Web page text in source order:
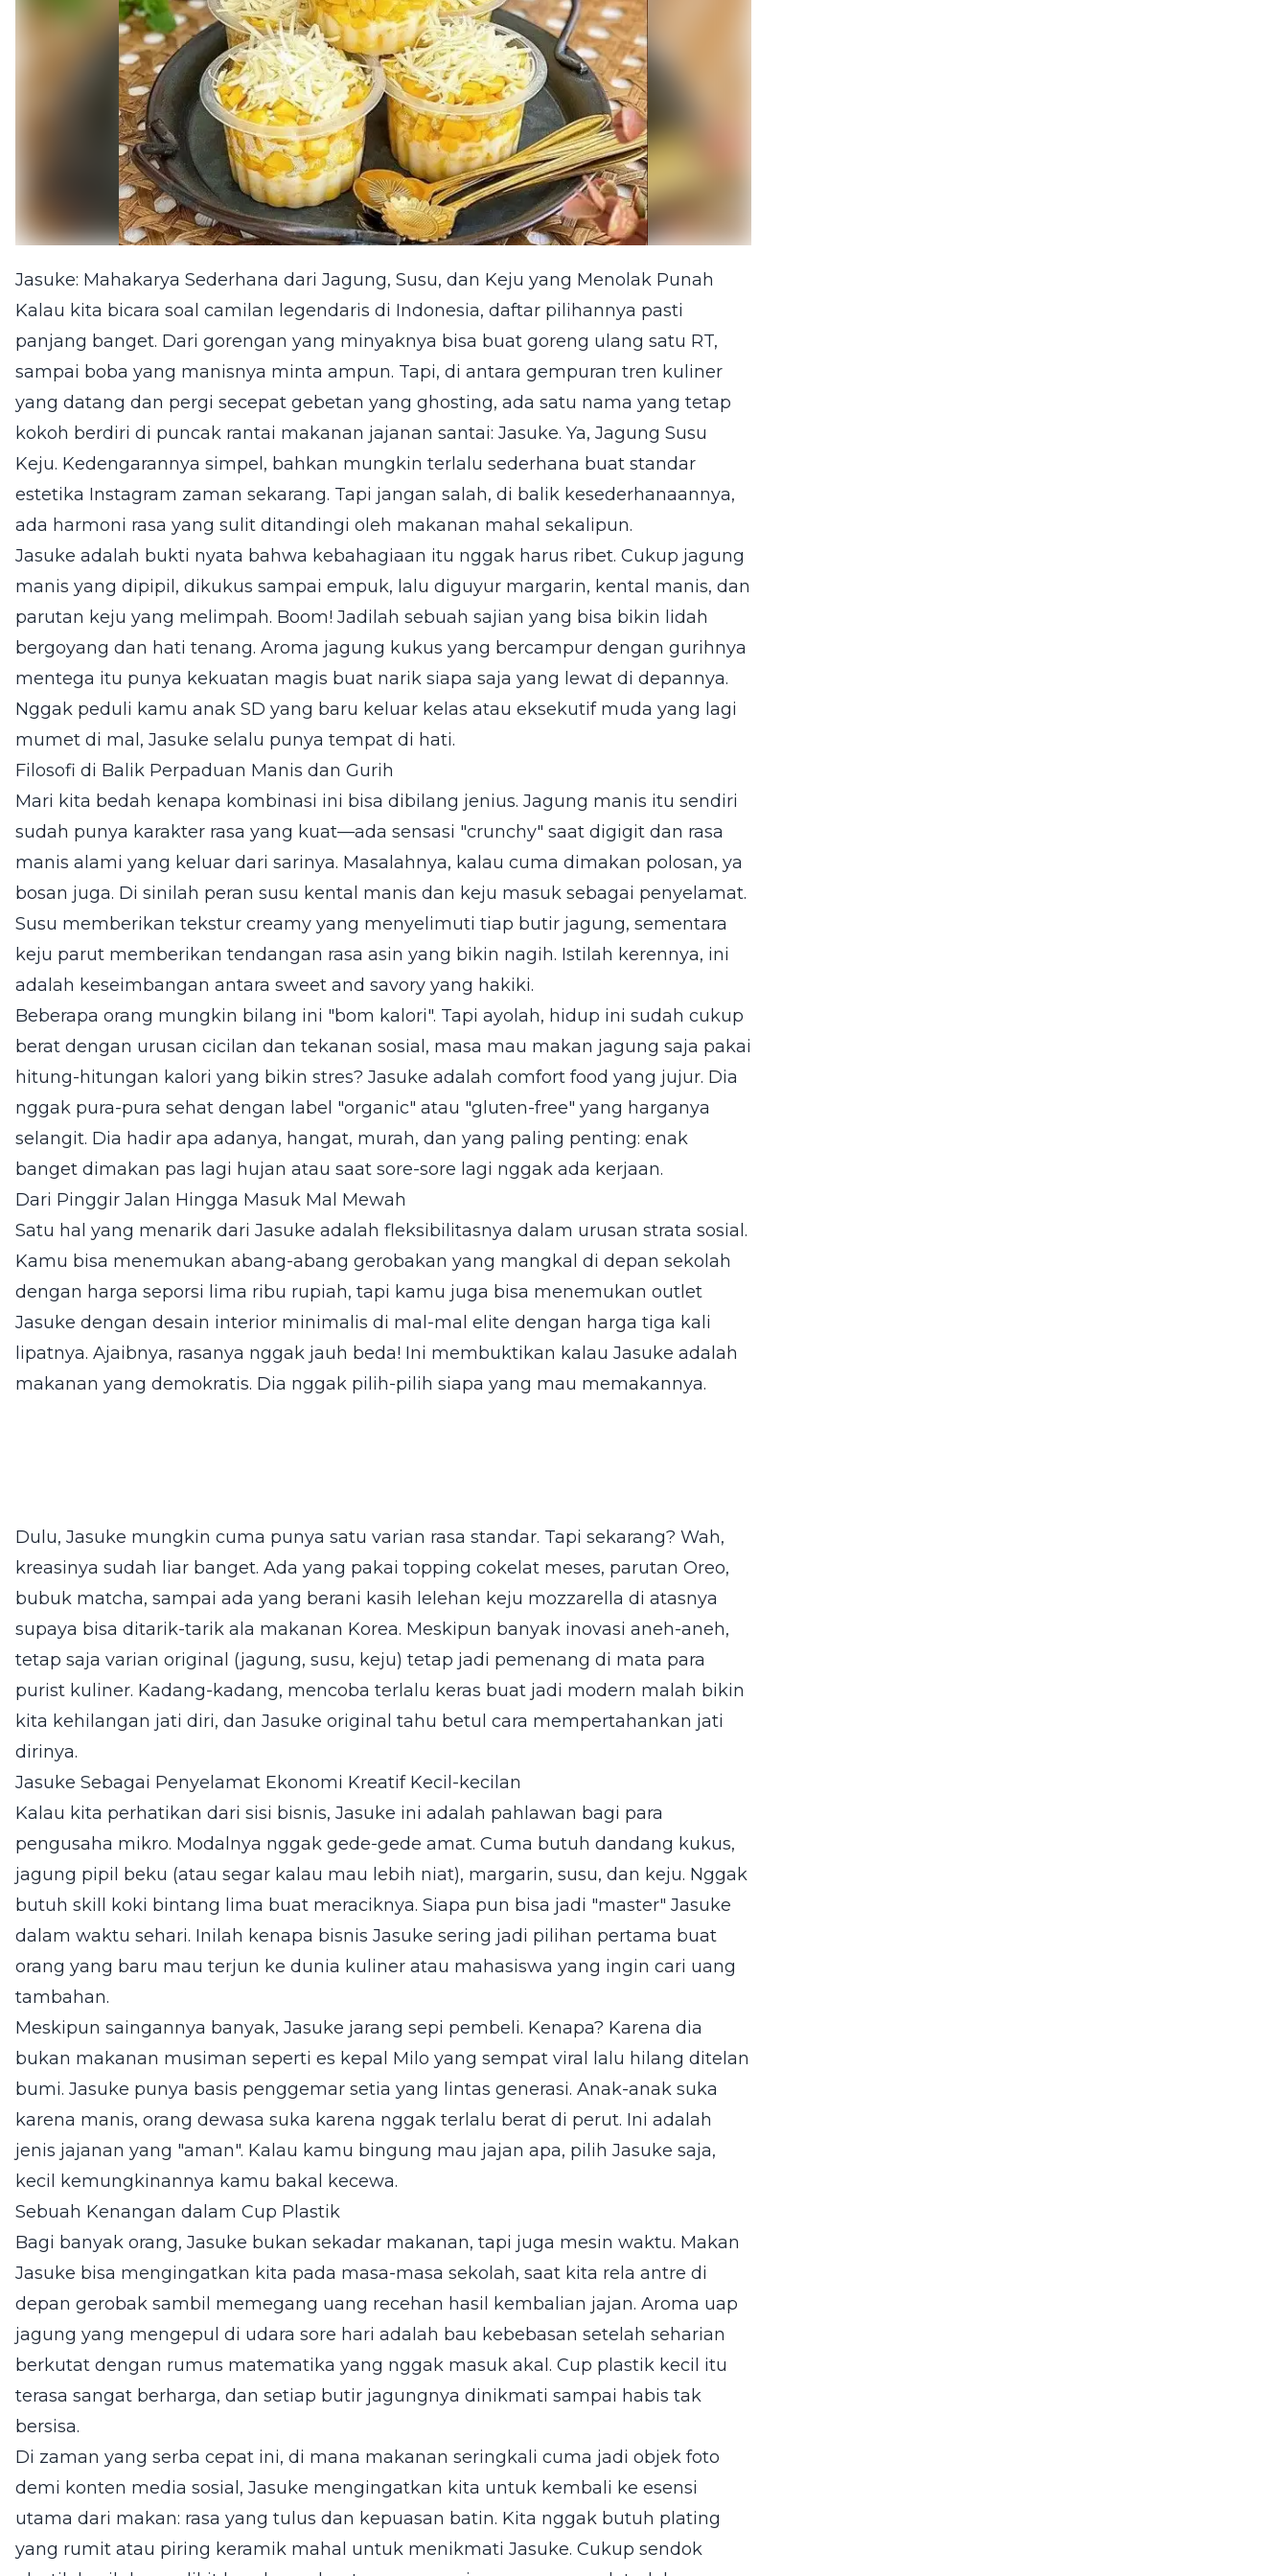
Jasuke: Mahakarya Sederhana dari Jagung, Susu, dan Keju yang Menolak Punah
Kalau kita bicara soal camilan legendaris di Indonesia, daftar pilihannya pasti
panjang banget. Dari gorengan yang minyaknya bisa buat goreng ulang satu RT,
sampai boba yang manisnya minta ampun. Tapi, di antara gempuran tren kuliner
yang datang dan pergi secepat gebetan yang ghosting, ada satu nama yang tetap
kokoh berdiri di puncak rantai makanan jajanan santai: Jasuke. Ya, Jagung Susu
Keju. Kedengarannya simpel, bahkan mungkin terlalu sederhana buat standar
estetika Instagram zaman sekarang. Tapi jangan salah, di balik kesederhanaannya,
ada harmoni rasa yang sulit ditandingi oleh makanan mahal sekalipun.
Jasuke adalah bukti nyata bahwa kebahagiaan itu nggak harus ribet. Cukup jagung
manis yang dipipil, dikukus sampai empuk, lalu diguyur margarin, kental manis, dan
parutan keju yang melimpah. Boom! Jadilah sebuah sajian yang bisa bikin lidah
bergoyang dan hati tenang. Aroma jagung kukus yang bercampur dengan gurihnya
mentega itu punya kekuatan magis buat narik siapa saja yang lewat di depannya.
Nggak peduli kamu anak SD yang baru keluar kelas atau eksekutif muda yang lagi
mumet di mal, Jasuke selalu punya tempat di hati.
Filosofi di Balik Perpaduan Manis dan Gurih
Mari kita bedah kenapa kombinasi ini bisa dibilang jenius. Jagung manis itu sendiri
sudah punya karakter rasa yang kuat—ada sensasi "crunchy" saat digigit dan rasa
manis alami yang keluar dari sarinya. Masalahnya, kalau cuma dimakan polosan, ya
bosan juga. Di sinilah peran susu kental manis dan keju masuk sebagai penyelamat.
Susu memberikan tekstur creamy yang menyelimuti tiap butir jagung, sementara
keju parut memberikan tendangan rasa asin yang bikin nagih. Istilah kerennya, ini
adalah keseimbangan antara sweet and savory yang hakiki.
Beberapa orang mungkin bilang ini "bom kalori". Tapi ayolah, hidup ini sudah cukup
berat dengan urusan cicilan dan tekanan sosial, masa mau makan jagung saja pakai
hitung-hitungan kalori yang bikin stres? Jasuke adalah comfort food yang jujur. Dia
nggak pura-pura sehat dengan label "organic" atau "gluten-free" yang harganya
selangit. Dia hadir apa adanya, hangat, murah, dan yang paling penting: enak
banget dimakan pas lagi hujan atau saat sore-sore lagi nggak ada kerjaan.
Dari Pinggir Jalan Hingga Masuk Mal Mewah
Satu hal yang menarik dari Jasuke adalah fleksibilitasnya dalam urusan strata sosial.
Kamu bisa menemukan abang-abang gerobakan yang mangkal di depan sekolah
dengan harga seporsi lima ribu rupiah, tapi kamu juga bisa menemukan outlet
Jasuke dengan desain interior minimalis di mal-mal elite dengan harga tiga kali
lipatnya. Ajaibnya, rasanya nggak jauh beda! Ini membuktikan kalau Jasuke adalah
makanan yang demokratis. Dia nggak pilih-pilih siapa yang mau memakannya.
Dulu, Jasuke mungkin cuma punya satu varian rasa standar. Tapi sekarang? Wah,
kreasinya sudah liar banget. Ada yang pakai topping cokelat meses, parutan Oreo,
bubuk matcha, sampai ada yang berani kasih lelehan keju mozzarella di atasnya
supaya bisa ditarik-tarik ala makanan Korea. Meskipun banyak inovasi aneh-aneh,
tetap saja varian original (jagung, susu, keju) tetap jadi pemenang di mata para
purist kuliner. Kadang-kadang, mencoba terlalu keras buat jadi modern malah bikin
kita kehilangan jati diri, dan Jasuke original tahu betul cara mempertahankan jati
dirinya.
Jasuke Sebagai Penyelamat Ekonomi Kreatif Kecil-kecilan
Kalau kita perhatikan dari sisi bisnis, Jasuke ini adalah pahlawan bagi para
pengusaha mikro. Modalnya nggak gede-gede amat. Cuma butuh dandang kukus,
jagung pipil beku (atau segar kalau mau lebih niat), margarin, susu, dan keju. Nggak
butuh skill koki bintang lima buat meraciknya. Siapa pun bisa jadi "master" Jasuke
dalam waktu sehari. Inilah kenapa bisnis Jasuke sering jadi pilihan pertama buat
orang yang baru mau terjun ke dunia kuliner atau mahasiswa yang ingin cari uang
tambahan.
Meskipun saingannya banyak, Jasuke jarang sepi pembeli. Kenapa? Karena dia
bukan makanan musiman seperti es kepal Milo yang sempat viral lalu hilang ditelan
bumi. Jasuke punya basis penggemar setia yang lintas generasi. Anak-anak suka
karena manis, orang dewasa suka karena nggak terlalu berat di perut. Ini adalah
jenis jajanan yang "aman". Kalau kamu bingung mau jajan apa, pilih Jasuke saja,
kecil kemungkinannya kamu bakal kecewa.
Sebuah Kenangan dalam Cup Plastik
Bagi banyak orang, Jasuke bukan sekadar makanan, tapi juga mesin waktu. Makan
Jasuke bisa mengingatkan kita pada masa-masa sekolah, saat kita rela antre di
depan gerobak sambil memegang uang recehan hasil kembalian jajan. Aroma uap
jagung yang mengepul di udara sore hari adalah bau kebebasan setelah seharian
berkutat dengan rumus matematika yang nggak masuk akal. Cup plastik kecil itu
terasa sangat berharga, dan setiap butir jagungnya dinikmati sampai habis tak
bersisa.
Di zaman yang serba cepat ini, di mana makanan seringkali cuma jadi objek foto
demi konten media sosial, Jasuke mengingatkan kita untuk kembali ke esensi
utama dari makan: rasa yang tulus dan kepuasan batin. Kita nggak butuh plating
yang rumit atau piring keramik mahal untuk menikmati Jasuke. Cukup sendok